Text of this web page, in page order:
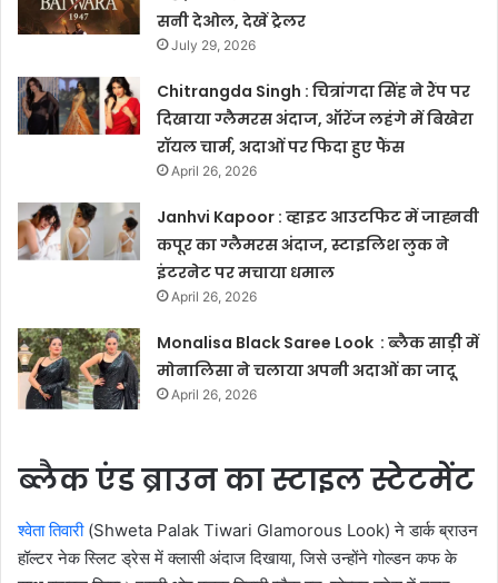
सनी देओल, देखें ट्रेलर
July 29, 2026
Chitrangda Singh : चित्रांगदा सिंह ने रैंप पर
दिखाया ग्लैमरस अंदाज, ऑरेंज लहंगे में बिखेरा
रॉयल चार्म, अदाओं पर फिदा हुए फैंस
April 26, 2026
Janhvi Kapoor : व्हाइट आउटफिट में जाह्नवी
कपूर का ग्लैमरस अंदाज, स्टाइलिश लुक ने
इंटरनेट पर मचाया धमाल
April 26, 2026
Monalisa Black Saree Look : ब्लैक साड़ी में
मोनालिसा ने चलाया अपनी अदाओं का जादू
April 26, 2026
ब्लैक एंड ब्राउन का स्टाइल स्टेटमेंट
श्वेता तिवारी(Shweta Palak Tiwari Glamorous Look) ने डार्क ब्राउन
हॉल्टर नेक स्लिट ड्रेस में क्लासी अंदाज दिखाया, जिसे उन्होंने गोल्डन कफ के